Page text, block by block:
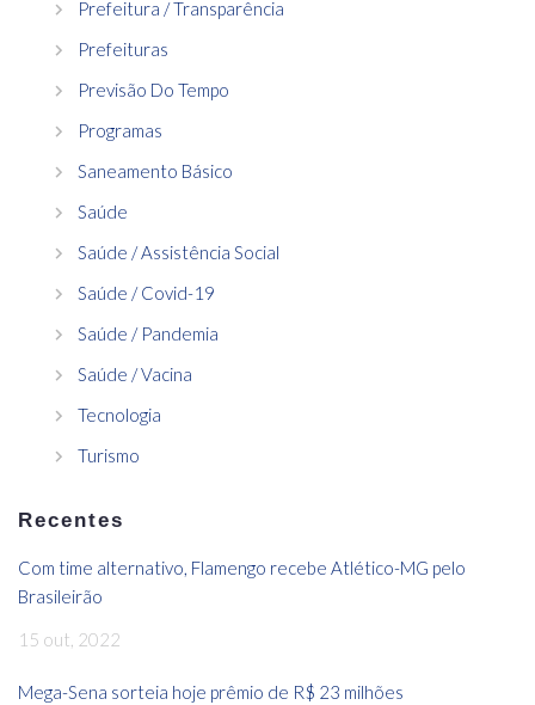
Prefeitura / Transparência
Prefeituras
Previsão Do Tempo
Programas
Saneamento Básico
Saúde
Saúde / Assistência Social
Saúde / Covid-19
Saúde / Pandemia
Saúde / Vacina
Tecnologia
Turismo
Recentes
Com time alternativo, Flamengo recebe Atlético-MG pelo
Brasileirão
15 out, 2022
Mega-Sena sorteia hoje prêmio de R$ 23 milhões